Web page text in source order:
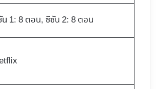
น 1: 8 ตอน, ซีซัน 2: 8 ตอน